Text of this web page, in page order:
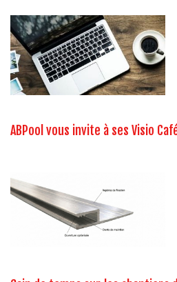
ABPool vous invite à ses Visio